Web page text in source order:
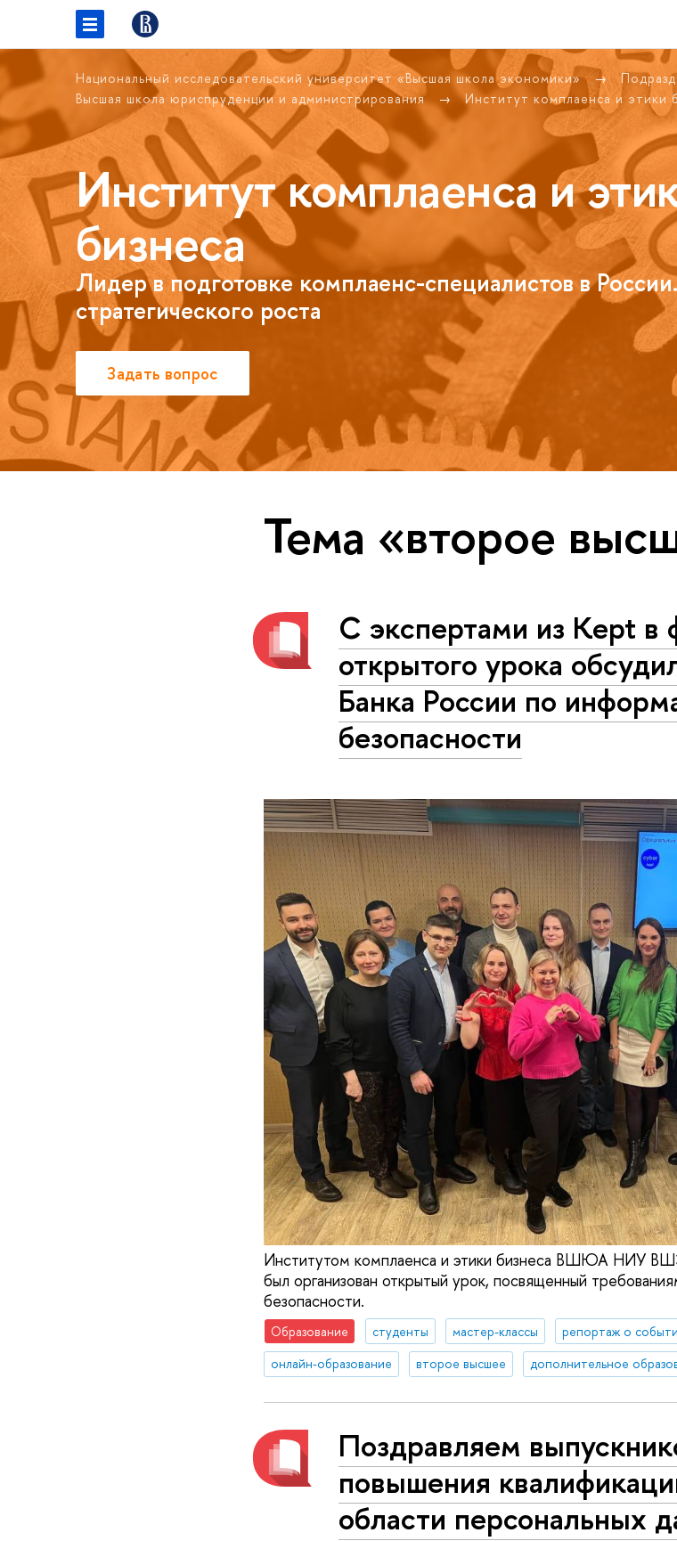
Национальный исследовательский университет «Высшая школа экономики»
Высшая школа юриспруденции и администрирования
Институт комплаенса и этики
Институт комплаенса и
бизнеса
Лидер в подготовке комплаенс-специалистов в
стратегического роста
Задать вопрос
Тема «второе
С экспертами из Kept в
открытого урока
Банка России по
безопасности
Институтом комплаенса и этики бизнеса ВШЮА НИУ
был организован открытый урок, посвященный
безопасности.
Образование студенты мастер-классы
репортаж о
онлайн-образование
второе высшее дополнительное
Поздравляем
повышения
области персональных